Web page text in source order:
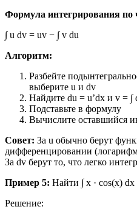
Формула интегрирования по
∫ u dv = uv − ∫ v du
Алгоритм:
Разбейте
выберите u и dv
Найдите du = u’dx и v = ∫
Подставьте в формулу
Вычислите оставшийся
Совет: За u обычно берут
дифференцировании
За dv берут то, что легко
Пример 5: Найти ∫ x · cos(x) dx
Решение: